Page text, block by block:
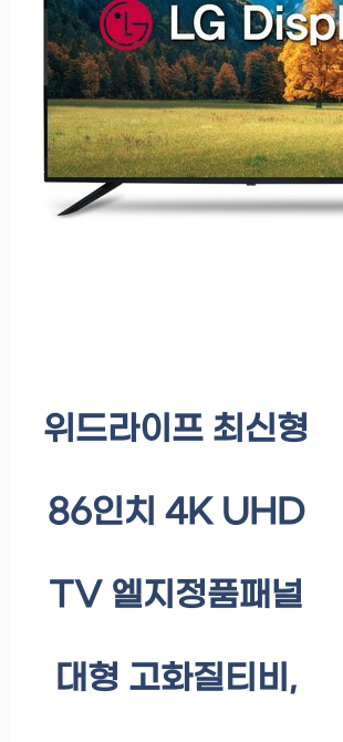
위드라이프 최신형
86인치 4K UHD
TV 엘지정품패널
대형 고화질티비,